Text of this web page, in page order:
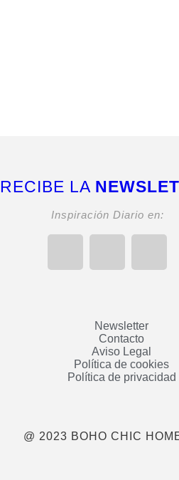
RECIBE LA
Inspiración Diario en:
Newsletter
Contacto
Aviso Legal
Política de cookies
Política de privacidad
@ 2023 BOHO CHIC